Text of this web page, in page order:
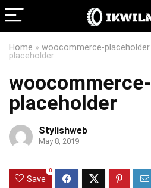
Home » woocommerce-placeholder
placeholder
woocommerce-
placeholder
Stylishweb
May 8, 2019
Save
0